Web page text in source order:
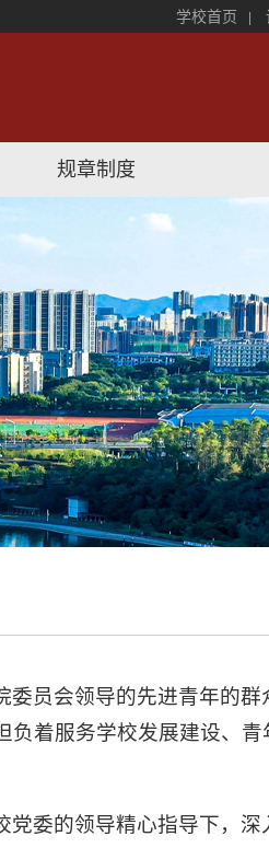
学校首页
规章制度
员会领导的先进青年的群
着服务学校发展建设、青
委的领导精心指导下，深